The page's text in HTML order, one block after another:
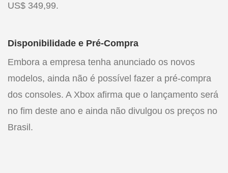
US$ 349,99.
Disponibilidade e Pré-Compra
Embora a empresa tenha anunciado os novos
modelos, ainda não é possível fazer a pré-compra
dos consoles. A Xbox afirma que o lançamento será
no fim deste ano e ainda não divulgou os preços no
Brasil.